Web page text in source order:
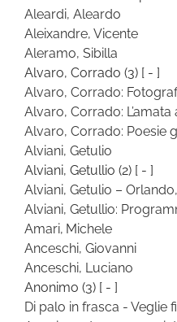
Aleardi, Aleardo
Aleixandre, Vicente
Aleramo, Sibilla
Alvaro, Corrado (3) [ - ]
Alvaro, Corrado:
Alvaro, Corrado:
Alvaro, Corrado: Poesie
Alviani, Getulio
Alviani, Getullio (2) [ - ]
Alviani, Getulio –
Alviani, Getullio:
Amari, Michele
Anceschi, Giovanni
Anceschi, Luciano
Anonimo (3) [ - ]
Di palo in frasca - Veglie